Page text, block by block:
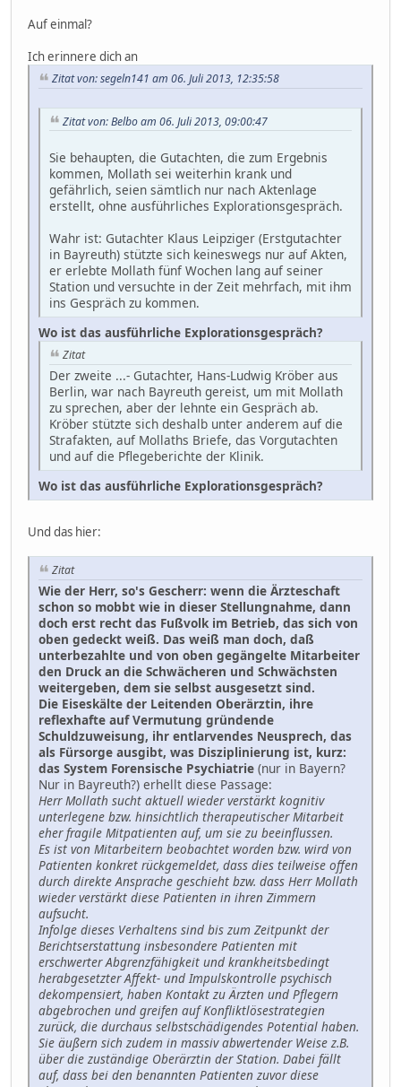
Auf einmal?
Ich erinnere dich an
Zitat von: segeln141 am 06. Juli 2013, 12:35:58
Zitat von: Belbo am 06. Juli 2013, 09:00:47
Sie behaupten, die Gutachten, die zum Ergebnis
kommen, Mollath sei weiterhin krank und
gefährlich, seien sämtlich nur nach Aktenlage
erstellt, ohne ausführliches Explorationsgespräch.
Wahr ist: Gutachter Klaus Leipziger (Erstgutachter
in Bayreuth) stützte sich keineswegs nur auf Akten,
er erlebte Mollath fünf Wochen lang auf seiner
Station und versuchte in der Zeit mehrfach, mit ihm
ins Gespräch zu kommen.
Wo ist das ausführliche Explorationsgespräch?
Zitat
Der zweite ...- Gutachter, Hans-Ludwig Kröber aus
Berlin, war nach Bayreuth gereist, um mit Mollath
zu sprechen, aber der lehnte ein Gespräch ab.
Kröber stützte sich deshalb unter anderem auf die
Strafakten, auf Mollaths Briefe, das Vorgutachten
und auf die Pflegeberichte der Klinik.
Wo ist das ausführliche Explorationsgespräch?
Und das hier:
Zitat
Wie der Herr, so's Gescherr: wenn die Ärzteschaft
schon so mobbt wie in dieser Stellungnahme, dann
doch erst recht das Fußvolk im Betrieb, das sich von
oben gedeckt weiß. Das weiß man doch, daß
unterbezahlte und von oben gegängelte Mitarbeiter
den Druck an die Schwächeren und Schwächsten
weitergeben, dem sie selbst ausgesetzt sind.
Die Eiseskälte der Leitenden Oberärztin, ihre
reflexhafte auf Vermutung gründende
Schuldzuweisung, ihr entlarvendes Neusprech, das
als Fürsorge ausgibt, was Disziplinierung ist, kurz:
das System Forensische Psychiatrie (nur in Bayern?
Nur in Bayreuth?) erhellt diese Passage:
Herr Mollath sucht aktuell wieder verstärkt kognitiv
unterlegene bzw. hinsichtlich therapeutischer Mitarbeit
eher fragile Mitpatienten auf, um sie zu beeinflussen.
Es ist von Mitarbeitern beobachtet worden bzw. wird von
Patienten konkret rückgemeldet, dass dies teilweise offen
durch direkte Ansprache geschieht bzw. dass Herr Mollath
wieder verstärkt diese Patienten in ihren Zimmern
aufsucht.
Infolge dieses Verhaltens sind bis zum Zeitpunkt der
Berichtserstattung insbesondere Patienten mit
erschwerter Abgrenzfähigkeit und krankheitsbedingt
herabgesetzter Affekt- und Impulskontrolle psychisch
dekompensiert, haben Kontakt zu Ärzten und Pflegern
abgebrochen und greifen auf Konfliktlösestrategien
zurück, die durchaus selbstschädigendes Potential haben.
Sie äußern sich zudem in massiv abwertender Weise z.B.
über die zuständige Oberärztin der Station. Dabei fällt
auf, dass bei den benannten Patienten zuvor diese